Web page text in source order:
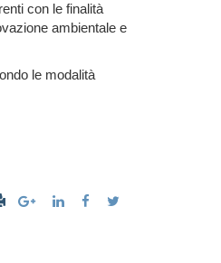
con le finalità
ambientale e
le modalità